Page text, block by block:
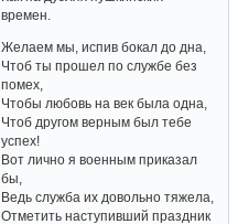
времен.
Желаем мы, испив бокал до дна,
Чтоб ты прошел по службе без
помех,
Чтобы любовь на век была одна,
Чтоб другом верным был тебе
успех!
Вот лично я военным приказал
бы,
Ведь служба их довольно тяжела,
Отметить наступивший праздник